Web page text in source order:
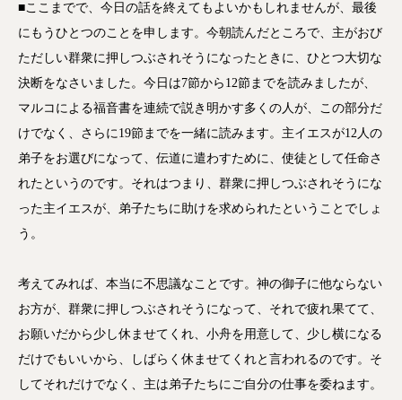
■ここまでで、今日の話を終えてもよいかもしれませんが、最後
にもうひとつのことを申します。今朝読んだところで、主がおび
ただしい群衆に押しつぶされそうになったときに、ひとつ大切な
決断をなさいました。今日は7節から12節までを読みましたが、
マルコによる福音書を連続で説き明かす多くの人が、この部分だ
けでなく、さらに19節までを一緒に読みます。主イエスが12人の
弟子をお選びになって、伝道に遣わすために、使徒として任命さ
れたというのです。それはつまり、群衆に押しつぶされそうにな
った主イエスが、弟子たちに助けを求められたということでしょ
う。
考えてみれば、本当に不思議なことです。神の御子に他ならない
お方が、群衆に押しつぶされそうになって、それで疲れ果てて、
お願いだから少し休ませてくれ、小舟を用意して、少し横になる
だけでもいいから、しばらく休ませてくれと言われるのです。そ
してそれだけでなく、主は弟子たちにご自分の仕事を委ねます。